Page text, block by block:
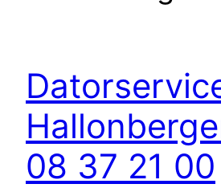
08 37 21 00